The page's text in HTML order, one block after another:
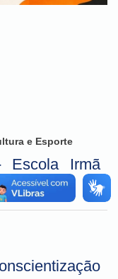
e Esporte
Escola Irmã